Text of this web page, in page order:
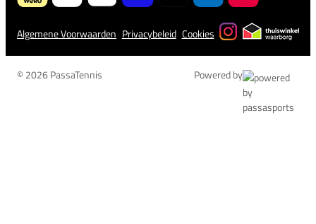
Algemene Voorwaarden Privacybeleid Cookies
© 2026 PassaTennis Powered by